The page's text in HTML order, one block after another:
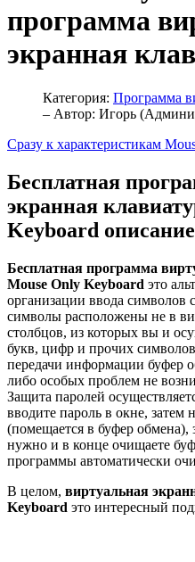
программа
экранная
Категория: Программа
– Автор: Игорь
Сразу к характеристикам
Бесплатная
экранная
Keyboard описание
Бесплатная программа
Mouse Only Keyboard это
организации ввода
символы расположены не в
столбцов, из которых вы и
букв, цифр и прочих
передачи информации буфер
либо особых проблем не
Защита паролей
вводите пароль в окне, затем
(помещается в буфер обмена),
нужно и в конце очищаете
программы автоматически
В целом, виртуальная
Keyboard это интересный